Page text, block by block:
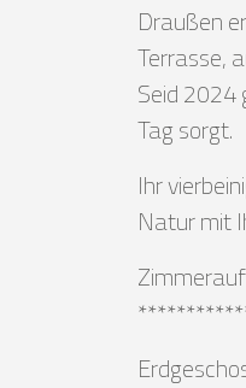
Draußen
Terrasse,
Seid 2024
Tag sorgt.
Ihr
Natur mit